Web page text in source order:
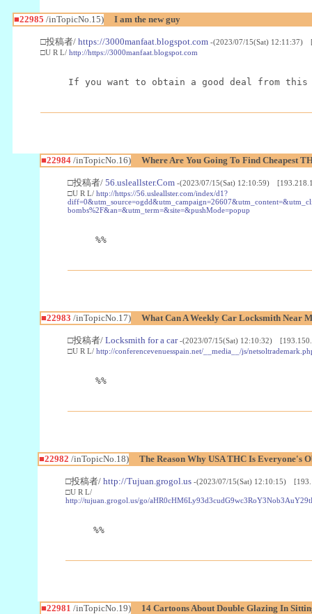
■22985 /inTopicNo.15) I am the new guy
□投稿者/ https://3000manfaat.blogspot.com -(2023/07/15(Sat) 12:11:37)
□U R L/ http://https://3000manfaat.blogspot.com
If you want to obtain a good deal from this
■22984/inTopicNo.16) Where Are You Going To Find Cheapest
□投稿者/ 56.usleallster.Com -(2023/07/15(Sat) 12:10:59)
□U R L/ http://https://56.usleallster.com/index/d1?
bombs%2F&an=&utm_term=&site=&pushMode=popup
%%
■22983 /inTopicNo.17) What Can A Weekly Car Locksmith Near
□投稿者/ Locksmith for a car -(2023/07/15(Sat) 12:10:32)
□U R L/ http://conferencevenuesspain.net/__media__/js/
%%
■22982 /inTopicNo.18) The Reason Why USA THC Is Everyone's
□投稿者/ http://Tujuan.grogol.us -(2023/07/15(Sat) 12:10:15)
□U R L/
http://tujuan.grogol.us/go/
%%
■22981 /inTopicNo.19) 14 Cartoons About Double Glazing In